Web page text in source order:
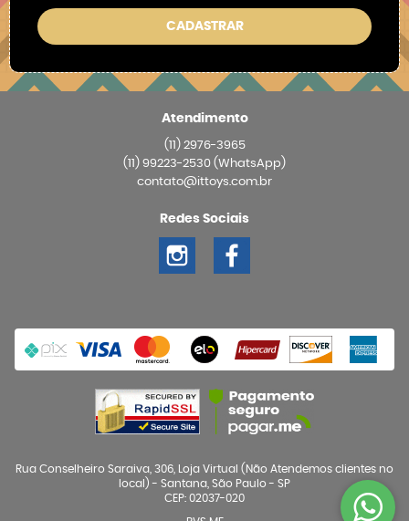
CADASTRAR
Atendimento
(11)2976-3965
(11) 99223-2530 (WhatsApp)
contato@ittoys.com.br
Redes Sociais
Rua Conselheiro Saraiva, 306, Loja Virtual (Não Atendemos clientes no
local) - Santana, São Paulo - SP
CEP: 02037-020